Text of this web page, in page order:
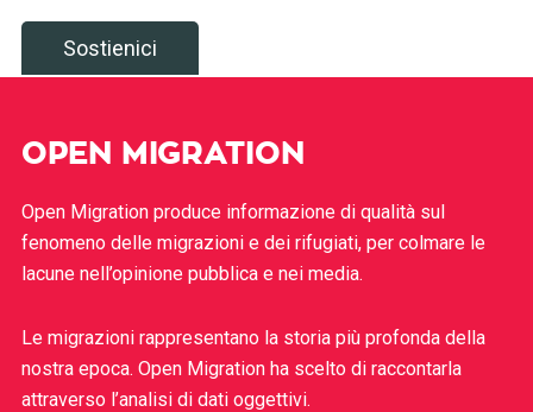
Sostienici
OPEN MIGRATION
Open Migration produce informazione di qualità sul
fenomeno delle migrazioni e dei rifugiati, per colmare le
lacune nell’opinione pubblica e nei media.
Le migrazioni rappresentano la storia più profonda della
nostra epoca. Open Migration ha scelto di raccontarla
attraverso l’analisi di dati oggettivi.